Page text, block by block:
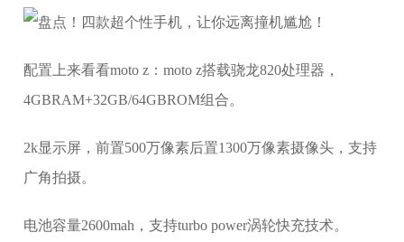
配置上来看看moto z：moto z搭载骁龙820处理器，
4GBRAM+32GB/64GBROM组合。
2k显示屏，前置500万像素后置1300万像素摄像头，支持
广角拍摄。
电池容量2600mah，支持turbo power涡轮快充技术。